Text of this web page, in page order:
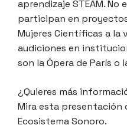
aprendizaje STEAM. No
participan en
Mujeres Científicas a la
audiciones en
son la Ópera de París o
¿Quieres más
Mira esta presentación
Ecosistema Sonoro.